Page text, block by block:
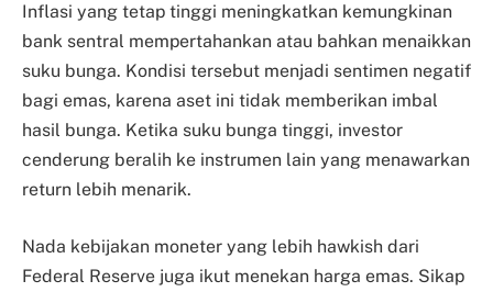
Inflasi yang tetap tinggi meningkatkan kemungkinan
bank sentral mempertahankan atau bahkan menaikkan
suku bunga. Kondisi tersebut menjadi sentimen negatif
bagi emas, karena aset ini tidak memberikan imbal
hasil bunga. Ketika suku bunga tinggi, investor
cenderung beralih ke instrumen lain yang menawarkan
return lebih menarik.
Nada kebijakan moneter yang lebih hawkish dari
Federal Reserve juga ikut menekan harga emas. Sikap